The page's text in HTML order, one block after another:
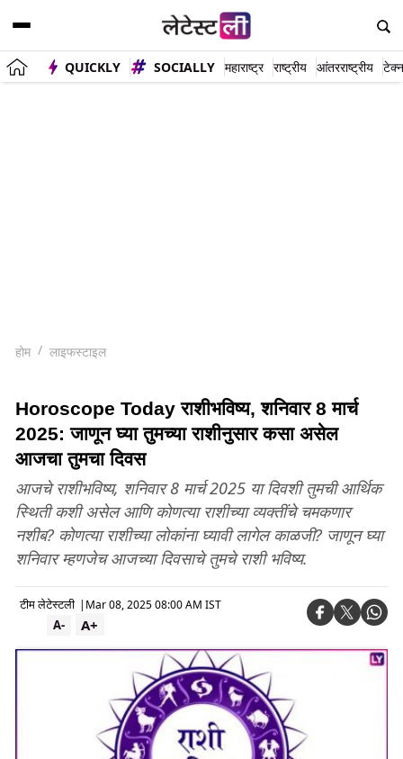
QUICKLY SOCIALLY महाराष्ट्र राष्ट्रीय आंतरराष्ट्रीय
होम लाइफस्टाइल
Horoscope Today राशीभविष्य, शनिवार 8 मार्च
2025: जाणून घ्या तुमच्या राशीनुसार कसा असेल
आजचा तुमचा दिवस
आजचे राशीभविष्य, शनिवार 8 मार्च 2025 या दिवशी तुमची आर्थिक
स्थिती कशी असेल आणि कोणत्या राशीच्या व्यक्तींचे चमकणार
नशीब? कोणत्या राशीच्या लोकांना घ्यावी लागेल काळजी? जाणून घ्या
शनिवार म्हणजेच आजच्या दिवसाचे तुमचे राशी भविष्य.
टीम लेटेस्टली | Mar 08, 2025 08:00 AM IST
A+
A-